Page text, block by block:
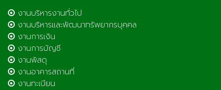
งานบริหารงานทั่วไป
งานบริหารและพัฒนาทรัพยากรบุคคล
งานการเงิน
งานการบัญชี
งานพัสดุ
งานอาคารสถานที่
งานทะเบียน